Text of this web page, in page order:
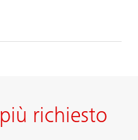
richiesto